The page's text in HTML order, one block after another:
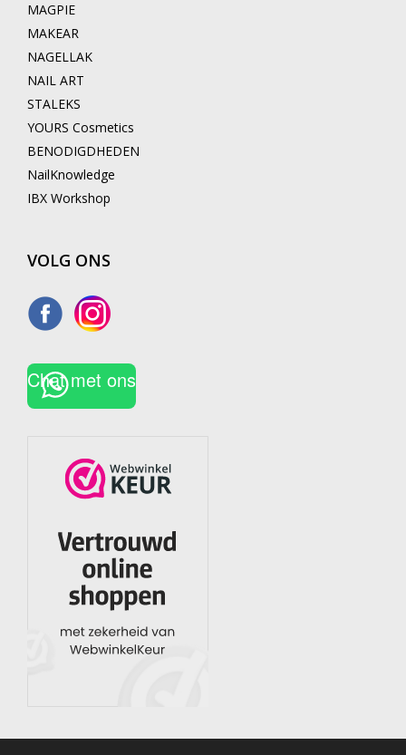
MAGPIE
MAKEAR
NAGELLAK
NAIL ART
STALEKS
YOURS Cosmetics
BENODIGDHEDEN
NailKnowledge
IBX Workshop
VOLG ONS
Chat met ons